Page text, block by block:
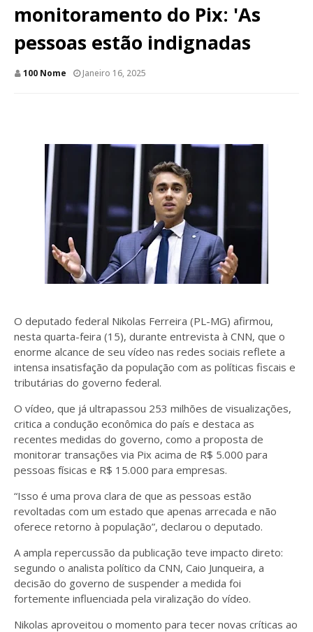
monitoramento do Pix: 'As
pessoas estão indignadas
100 Nome Janeiro 16, 2025
O deputado federal Nikolas Ferreira (PL-MG) afirmou,
nesta quarta-feira (15), durante entrevista à CNN, que o
enorme alcance de seu vídeo nas redes sociais reflete a
intensa insatisfação da população com as políticas fiscais e
tributárias do governo federal.
O vídeo, que já ultrapassou 253 milhões de visualizações,
critica a condução econômica do país e destaca as
recentes medidas do governo, como a proposta de
monitorar transações via Pix acima de R$ 5.000 para
pessoas físicas e R$ 15.000 para empresas.
“Isso é uma prova clara de que as pessoas estão
revoltadas com um estado que apenas arrecada e não
oferece retorno à população”, declarou o deputado.
A ampla repercussão da publicação teve impacto direto:
segundo o analista político da CNN, Caio Junqueira, a
decisão do governo de suspender a medida foi
fortemente influenciada pela viralização do vídeo.
Nikolas aproveitou o momento para tecer novas críticas ao